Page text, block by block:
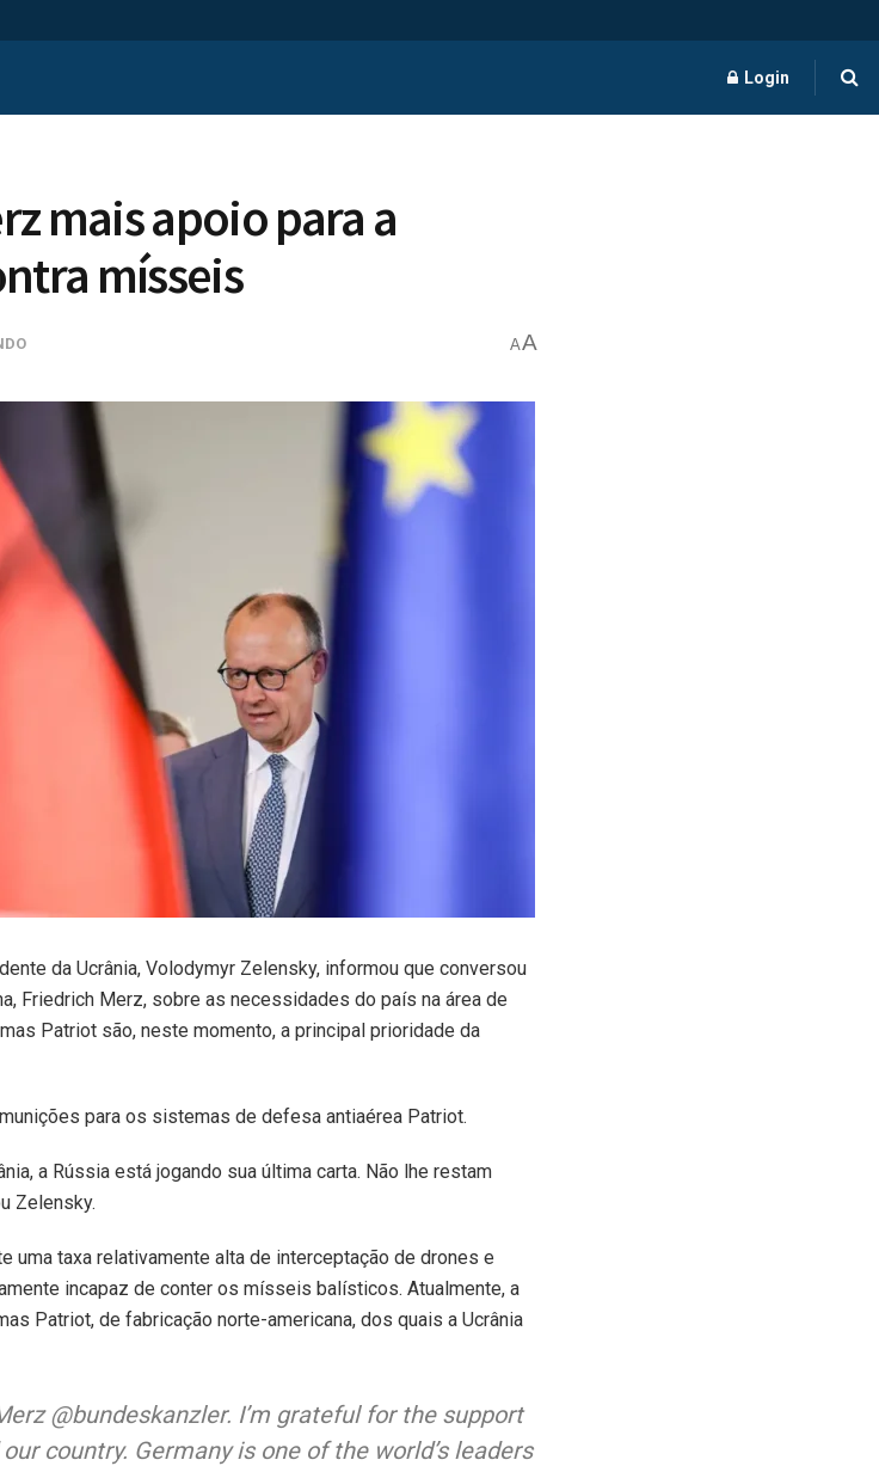
Login
mais apoio para a
mísseis
AA
da Ucrânia, Volodymyr Zelensky, informou que conversou
Friedrich Merz, sobre as necessidades do país na área de
Patriot são, neste momento, a principal prioridade da
para os sistemas de defesa antiaérea Patriot.
a Rússia está jogando sua última carta. Não lhe restam
Zelensky.
uma taxa relativamente alta de interceptação de drones e
incapaz de conter os mísseis balísticos. Atualmente, a
Patriot, de fabricação norte-americana, dos quais a Ucrânia
@bundeskanzler. I’m grateful for the support
country. Germany is one of the world’s leaders